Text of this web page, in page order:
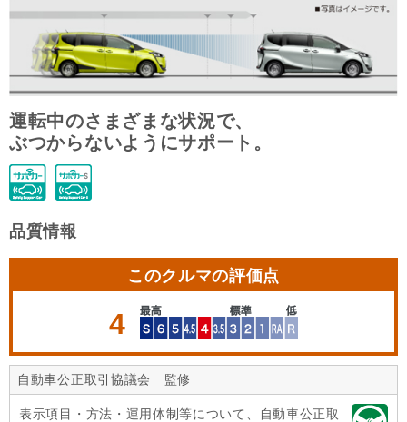
運転中のさまざまな状況で、
ぶつからないようにサポート。
品質情報
このクルマの評価点
4
自動車公正取引協議会 監修
表示項目・方法・運用体制等について、自動車公正取